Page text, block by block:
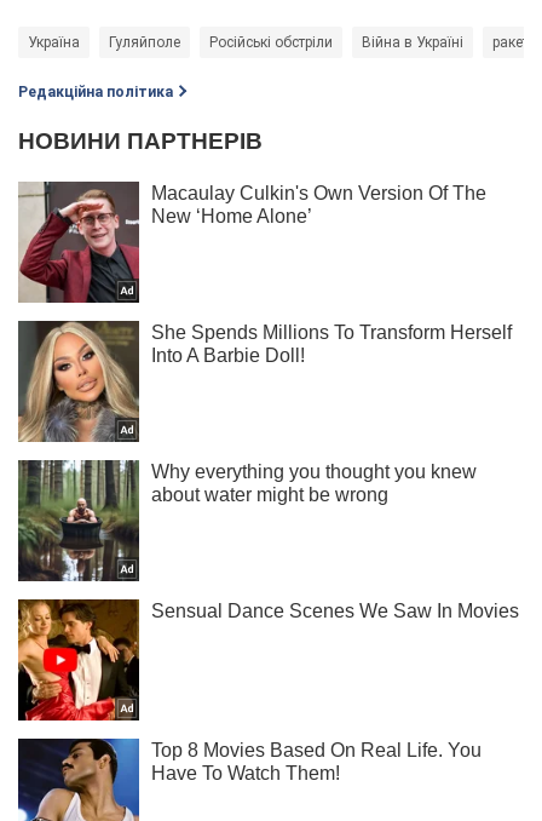
Україна Гуляйполе Російські обстріли Війна в Україні ракети
Редакційна політика